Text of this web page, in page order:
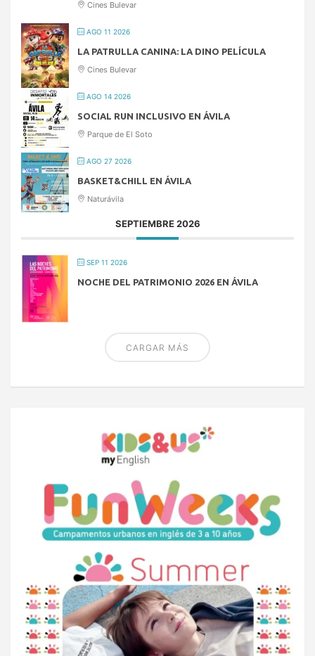
Cines Bulevar
AGO 11 2026
LA PATRULLA CANINA: LA DINO PELÍCULA
Cines Bulevar
AGO 14 2026
SOCIAL RUN INCLUSIVO EN ÁVILA
Parque de El Soto
AGO 27 2026
BASKET&CHILL EN ÁVILA
Naturávila
SEPTIEMBRE 2026
SEP 11 2026
NOCHE DEL PATRIMONIO 2026 EN ÁVILA
CARGAR MÁS